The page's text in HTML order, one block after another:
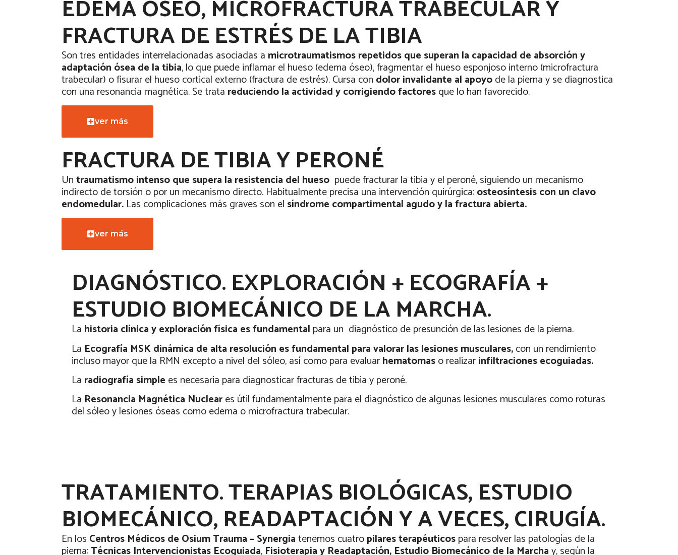
EDEMA ÓSEO, MICROFRACTURA TRABECULAR Y
FRACTURA DE ESTRÉS DE LA TIBIA
Son tres entidades interrelacionadas asociadas a microtraumatismos repetidos que superan la capacidad de absorción y
adaptación ósea de la tibia, lo que puede inflamar el hueso (edema óseo), fragmentar el hueso esponjoso interno (microfractura
trabecular) o fisurar el hueso cortical externo (fractura de estrés). Cursa con dolor invalidante al apoyode la pierna y se diagnostica
con una resonancia magnética. Se trata reduciendo la actividad y corrigiendo factoresque lo han favorecido.
ver más
FRACTURA DE TIBIA Y PERONÉ
Untraumatismo intenso que supera la resistencia del hueso puede fracturar la tibia y el peroné, siguiendo un mecanismo
indirecto de torsión o por un mecanismo directo. Habitualmente precisa una intervención quirúrgica:osteosíntesis con un clavo
endomedular. Las complicaciones más graves son el síndrome compartimental agudo y la fractura abierta.
ver más
DIAGNÓSTICO. EXPLORACIÓN + ECOGRAFÍA +
ESTUDIO BIOMECÁNICO DE LA MARCHA.
La historia clínica y exploración física es fundamental para un diagnóstico de presunción de las lesiones de la pierna.
La Ecografía MSK dinámica de alta resolución es fundamental para valorar las lesiones musculares,con un rendimiento
incluso mayor que la RMN excepto a nivel del sóleo, así como para evaluarhematomaso realizarinfiltraciones ecoguiadas.
La radiografía simple es necesaria para diagnosticar fracturas de tibia y peroné.
La Resonancia Magnética Nucleares útil fundamentalmente para el diagnóstico de algunas lesiones musculares como roturas
del sóleo y lesiones óseas como edema o microfractura trabecular.
TRATAMIENTO. TERAPIAS BIOLÓGICAS, ESTUDIO
BIOMECÁNICO, READAPTACIÓN Y A VECES, CIRUGÍA.
En los Centros Médicos de Osium Trauma – Synergiatenemos cuatropilares terapéuticospara resolver las patologías de la
pierna:Técnicas Intervencionistas Ecoguiada, Fisioterapia y Readaptación, Estudio Biomecánico de la Marchay, según la